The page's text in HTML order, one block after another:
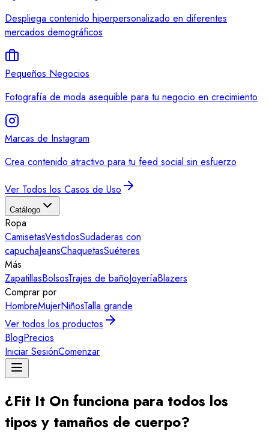
Despliega contenido hiperpersonalizado en diferentes
mercados demográficos
Pequeños Negocios
Fotografía de moda asequible para tu negocio en crecimiento
Marcas de Instagram
Crea contenido atractivo para tu feed social sin esfuerzo
Ver Todos los Casos de Uso
Catálogo
Ropa
CamisetasVestidosSudaderas con
capuchaJeansChaquetasSuéteres
Más
ZapatillasBolsosTrajes de bañoJoyeríaBlazers
Comprar por
HombreMujerNiñosTalla grande
Ver todos los productos
BlogPrecios
Iniciar SesiónComenzar
¿Fit It On funciona para todos los
tipos y tamaños de cuerpo?